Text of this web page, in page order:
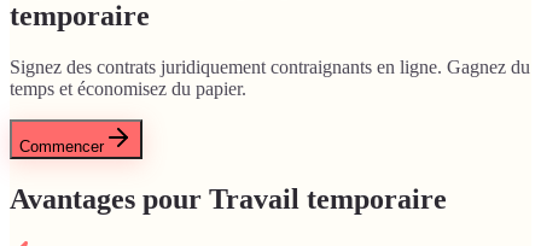
temporaire
Signez des contrats juridiquement contraignants en ligne. Gagnez du
temps et économisez du papier.
Commencer
Avantages pour Travail temporaire